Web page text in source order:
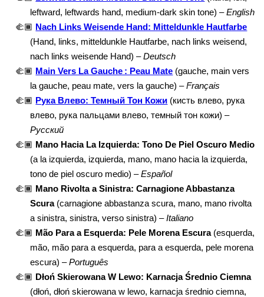
leftward, leftwards hand, medium-dark skin tone) –English
🫲🏾 Nach Links Weisende Hand: Mitteldunkle Hautfarbe
(Hand, links, mitteldunkle Hautfarbe, nach links weisend,
nach links weisende Hand) –Deutsch
🫲🏾 Main Vers La Gauche : Peau Mate (gauche, main vers
la gauche, peau mate, vers la gauche) –Français
🫲🏾 Рука Влево: Темный Тон Кожи (кисть влево, рука
влево, рука пальцами влево, темный тон кожи) –
Русский
🫲🏾 Mano Hacia La Izquierda: Tono De Piel Oscuro Medio
(a la izquierda, izquierda, mano, mano hacia la izquierda,
tono de piel oscuro medio) –Español
🫲🏾 Mano Rivolta a Sinistra: Carnagione Abbastanza
Scura(carnagione abbastanza scura, mano, mano rivolta
a sinistra, sinistra, verso sinistra) –Italiano
🫲🏾 Mão Para a Esquerda: Pele Morena Escura(esquerda,
mão, mão para a esquerda, para a esquerda, pele morena
escura) –Português
🫲🏾 Dłoń Skierowana W Lewo: Karnacja Średnio Ciemna
(dłoń, dłoń skierowana w lewo, karnacja średnio ciemna,